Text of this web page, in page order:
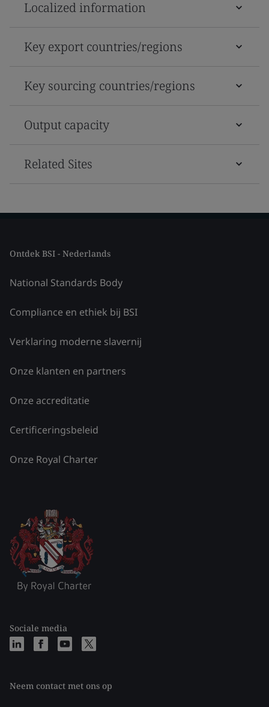
Localized information
Key export countries/regions
Key sourcing countries/regions
Output capacity
Related Sites
Ontdek BSI - Nederlands
National Standards Body
Compliance en ethiek bij BSI
Verklaring moderne slavernij
Onze klanten en partners
Onze accreditatie
Certificeringsbeleid
Onze Royal Charter
Sociale media
Neem contact met ons op